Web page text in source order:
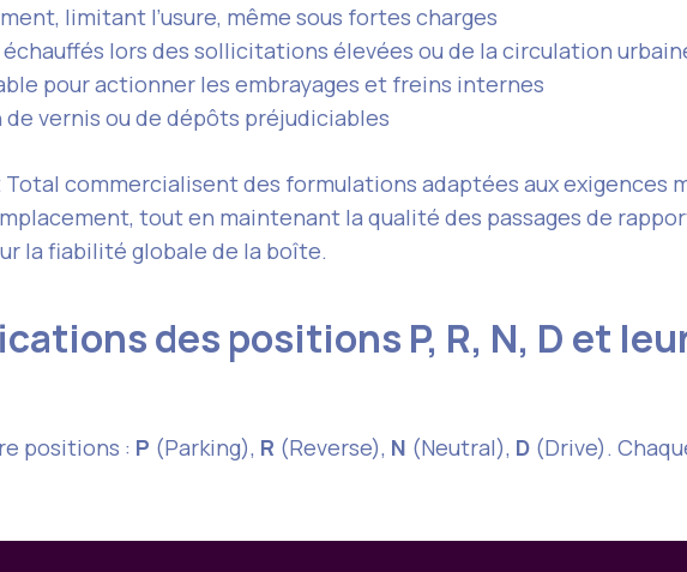
limitant l’usure, même sous fortes charges
lors des sollicitations élevées ou de la circulation
pour actionner les embrayages et freins internes
vernis ou de dépôts préjudiciables
commercialisent des formulations adaptées aux exigences
tout en maintenant la qualité des passages de
la fiabilité globale de la boîte.
des positions P, R, N, D et
positions : P (Parking), R (Reverse), N (Neutral), D (Drive).